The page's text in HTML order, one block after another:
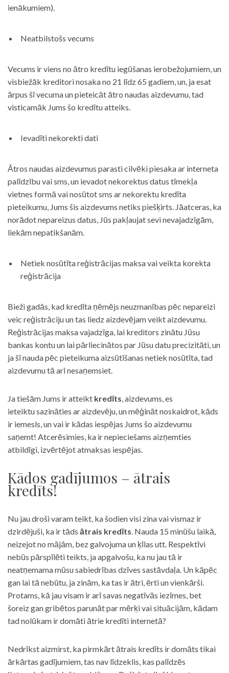
ienākumiem).
Neatbilstošs vecums
Vecums ir viens no ātro kredītu iegūšanas ierobežojumiem, un
visbiežāk kreditori nosaka no 21 līdz 65 gadiem, un, ja esat
ārpus šī vecuma un pieteicāt ātro naudas aizdevumu, tad
visticamāk Jums šo kredītu atteiks.
Ievadīti nekorekti dati
Ātros naudas aizdevumus parasti cilvēki piesaka ar interneta
palīdzību vai sms, un ievadot nekorektus datus tīmekļa
vietnes formā vai nosūtot sms ar nekorektu kredīta
pieteikumu, Jums šis aizdevums netiks piešķirts. Jāatceras, ka
norādot nepareizus datus, Jūs pakļaujat sevi nevajadzīgām,
liekām nepatikšanām.
Netiek nosūtīta reģistrācijas maksa vai veikta korekta
reģistrācija
Bieži gadās, kad kredīta ņēmējs neuzmanības pēc nepareizi
veic reģistrāciju un tas liedz aizdevējam veikt aizdevumu.
Reģistrācijas maksa vajadzīga, lai kreditors zinātu Jūsu
bankas kontu un lai pārliecinātos par Jūsu datu precizitāti, un
ja šī nauda pēc pieteikuma aizsūtīšanas netiek nosūtīta, tad
aizdevumu tā arī nesaņemsiet.
Ja tiešām Jums ir atteikt kredīts, aizdevums, es
ieteiktu sazināties ar aizdevēju, un mēģināt noskaidrot, kāds
ir iemesls, un vai ir kādas iespējas Jums šo aizdevumu
saņemt! Atcerēsimies, ka ir nepieciešams aizņemties
atbildīgi, izvērtējot atmaksas iespējas.
Kādos gadījumos – ātrais
kredīts!
Nu jau droši varam teikt, ka šodien visi zina vai vismaz ir
dzirdējuši, ka ir tāds ātrais kredīts. Nauda 15 minūšu laikā,
neizejot no mājām, bez galvojuma un ķīlas utt. Respektīvi
nebūs pārspīlēti teikts, ja apgalvošu, ka nu jau tā ir
neatņemama mūsu sabiedrības dzīves sastāvdaļa. Un kāpēc
gan lai tā nebūtu, ja zinām, ka tas ir ātri, ērti un vienkārši.
Protams, kā jau visam ir arī savas negatīvās iezīmes, bet
šoreiz gan gribētos parunāt par mērķi vai situācijām, kādam
tad nolūkam ir domāti ātrie kredīti internetā?
Nedrīkst aizmirst, ka pirmkārt ātrais kredīts ir domāts tikai
ārkārtas gadījumiem, tas nav līdzeklis, kas palīdzēs